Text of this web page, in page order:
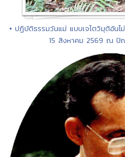
• ปฏิบัติธรรมวันแม่ แบบเจโตวิมุติอัน
15 สิงหาคม 2569 ณ ปั